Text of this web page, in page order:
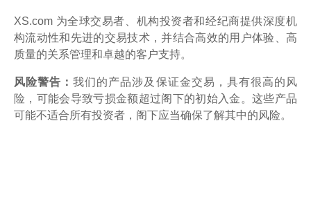
XS.com 为全球交易者、机构投资者和经纪商提供深度机
构流动性和先进的交易技术，并结合高效的用户体验、高
质量的关系管理和卓越的客户支持。
风险警告：我们的产品涉及保证金交易，具有很高的风
险，可能会导致亏损金额超过阁下的初始入金。这些产品
可能不适合所有投资者，阁下应当确保了解其中的风险。